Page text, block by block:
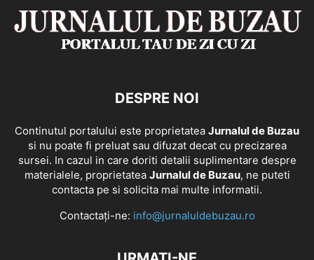
DESPRE NOI
Continutul portalului este proprietatea Jurnalul de Buzau
si nu poate fi preluat sau difuzat decat cu precizarea
sursei. In cazul in care doriti detalii suplimentare despre
materialele, proprietatea Jurnalul de Buzau, ne puteti
contacta pe si solicita mai multe informatii.
Contactați-ne: info@jurnaluldebuzau.ro